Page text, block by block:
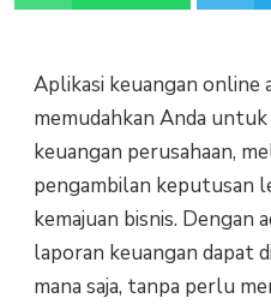
Aplikasi keuangan online
memudahkan Anda
keuangan perusahaan,
pengambilan keputusan
kemajuan bisnis. Dengan
laporan keuangan dapat
mana saja, tanpa perlu